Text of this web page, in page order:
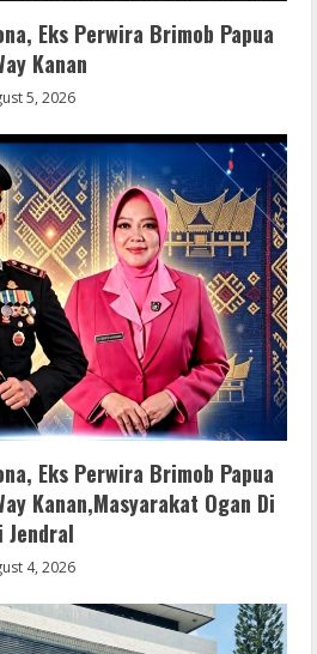
Eks Perwira Brimob Papua
Kanan
5, 2026
Eks Perwira Brimob Papua
Kanan,Masyarakat Ogan Di
Jendral
4, 2026
vs. Acme 2026 Pre-DVDRip